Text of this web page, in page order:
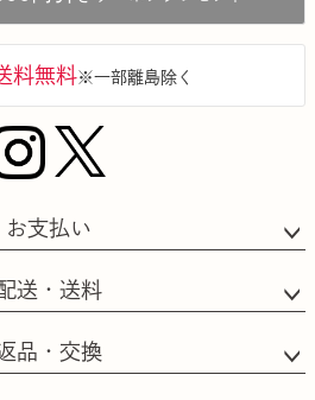
へ
料無料※一部離島除く
お支払い
送・送料
品・交換